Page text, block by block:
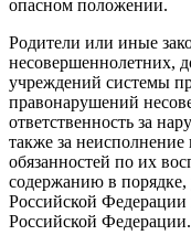
опасном положении.
Родители или иные
несовершеннолетних,
учреждений системы
правонарушений
ответственность за
также за
обязанностей по их
содержанию в порядке,
Российской Федерации
Российской Федерации.